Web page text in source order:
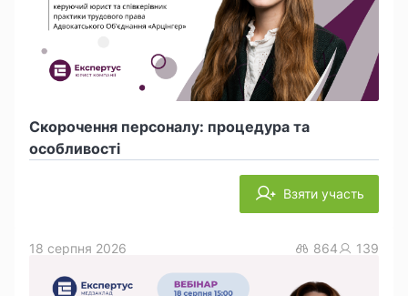
Скорочення персоналу: процедура та
особливості
Взяти участь
18 серпня 2026 864 139